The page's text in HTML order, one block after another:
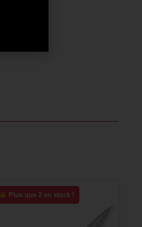
Plus que 2 en stock !